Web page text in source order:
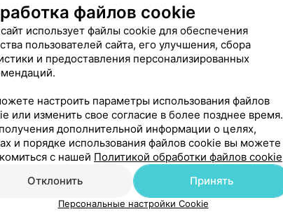
файлов cookie
использует файлы cookie для обеспечения
пользователей сайта, его улучшения, сбора
и предоставления персонализированных
настроить параметры использования файлов
или изменить свое согласие в более позднее время.
дополнительной информации о целях,
и порядке использования файлов cookie вы можете
с нашей Политикой обработки файлов cookie
Отклонить
Принять
Персональные настройки Cookie